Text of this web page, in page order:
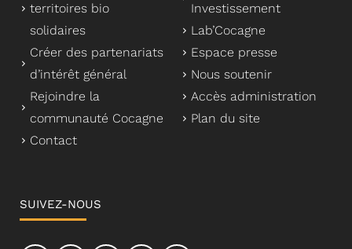
territoires bio
solidaires
Créer des partenariats
d’intérêt général
Rejoindre la
communauté Cocagne
Contact
Investissement
Lab’Cocagne
Espace presse
Nous soutenir
Accès administration
Plan du site
SUIVEZ-NOUS